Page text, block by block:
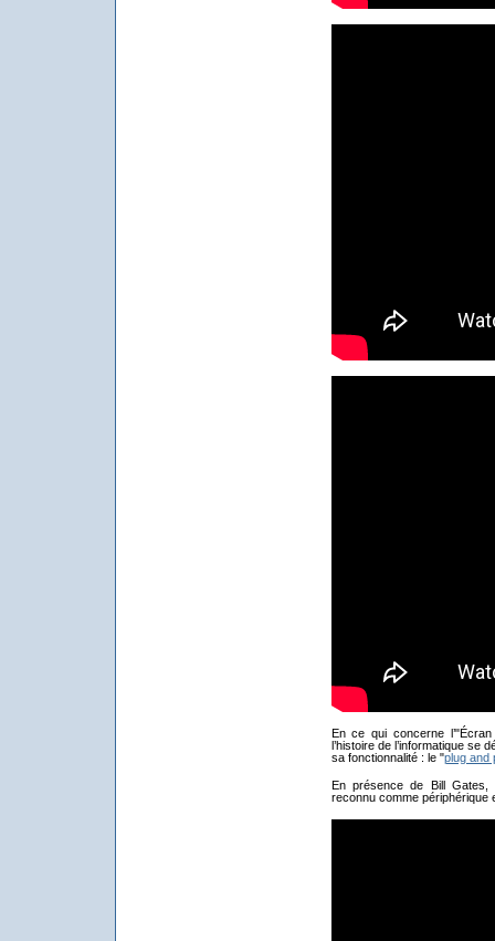
En ce qui concerne
l’histoire de l’informatique se
sa fonctionnalité : le "plug and
En présence de Bill
reconnu comme périphérique